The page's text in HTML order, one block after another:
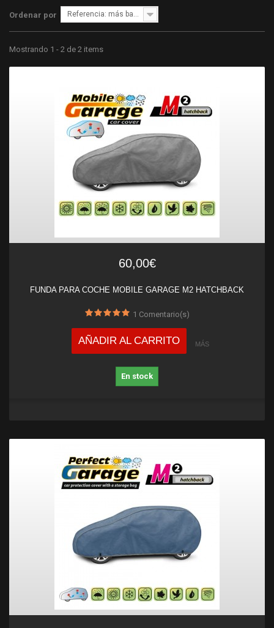
Ordenar por Referencia: más bajo primero
Mostrando 1 - 2 de 2 items
60,00€
FUNDA PARA COCHE MOBILE GARAGE M2 HATCHBACK
1 Comentario(s)
AÑADIR AL CARRITO MÁS
En stock